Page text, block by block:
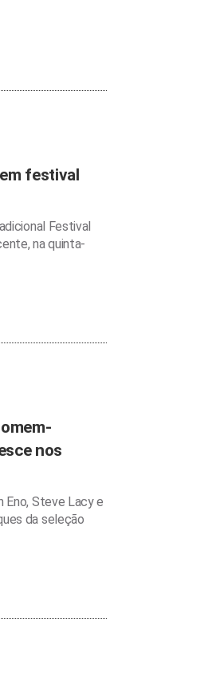
festival
Festival
na quinta-
nos
Eno, Steve Lacy e
da seleção